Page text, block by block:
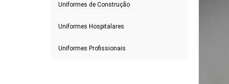
Uniformes de Construção
Uniformes Hospitalares
Uniformes Profissionais